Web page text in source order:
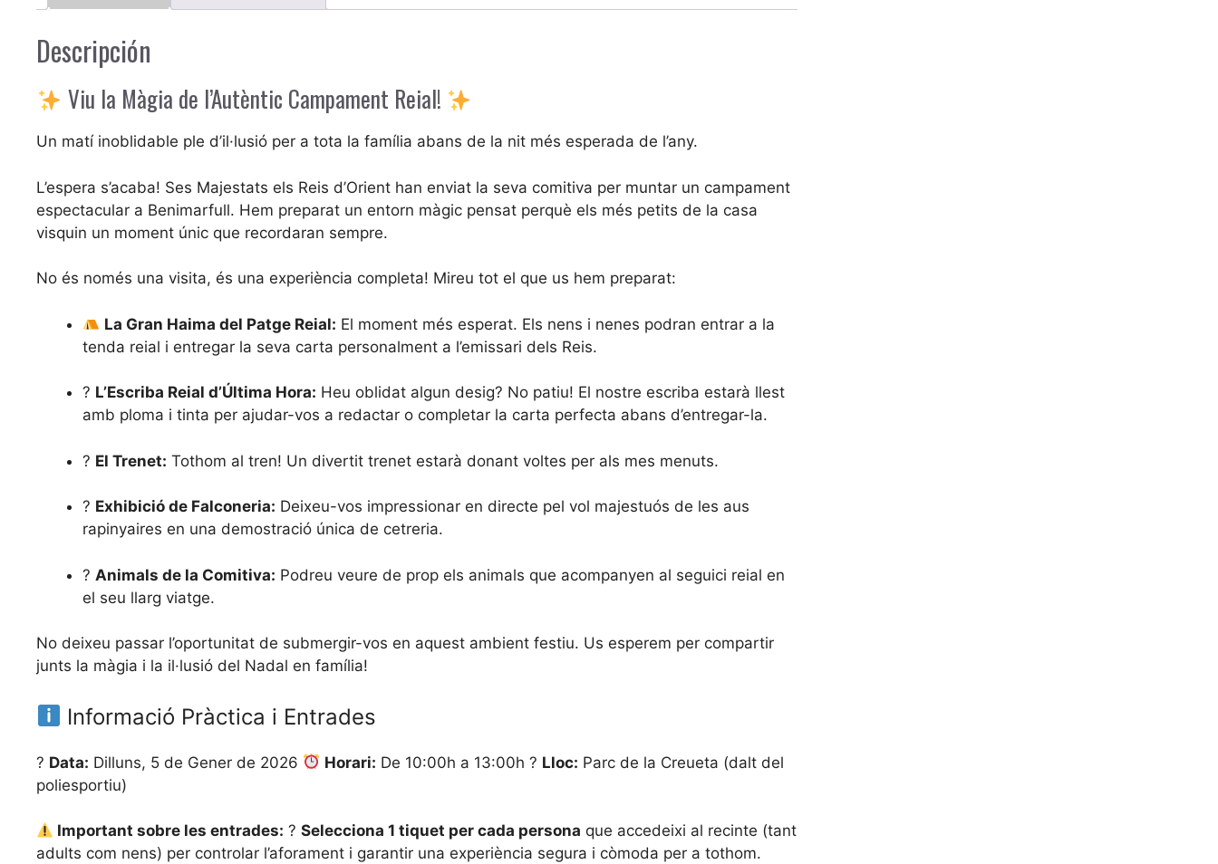
Descripción
Viu la Màgia de l’Autèntic Campament Reial!
Un matí inoblidable ple d’il·lusió per a tota la família abans de la nit més esperada de l’any.
L’espera s’acaba! Ses Majestats els Reis d’Orient han enviat la seva comitiva per muntar un campament
espectacular a Benimarfull. Hem preparat un entorn màgic pensat perquè els més petits de la casa
visquin un moment únic que recordaran sempre.
No és només una visita, és una experiència completa! Mireu tot el que us hem preparat:
La Gran Haima del Patge Reial: El moment més esperat. Els nens i nenes podran entrar a la
tenda reial i entregar la seva carta personalment a l’emissari dels Reis.
? L’Escriba Reial d’Última Hora: Heu oblidat algun desig? No patiu! El nostre escriba estarà llest
amb ploma i tinta per ajudar-vos a redactar o completar la carta perfecta abans d’entregar-la.
? El Trenet: Tothom al tren! Un divertit trenet estarà donant voltes per als mes menuts.
? Exhibició de Falconeria: Deixeu-vos impressionar en directe pel vol majestuós de les aus
rapinyaires en una demostració única de cetreria.
? Animals de la Comitiva: Podreu veure de prop els animals que acompanyen al seguici reial en
el seu llarg viatge.
No deixeu passar l’oportunitat de submergir-vos en aquest ambient festiu. Us esperem per compartir
junts la màgia i la il·lusió del Nadal en família!
Informació Pràctica i Entrades
? Data: Dilluns, 5 de Gener de 2026 Horari: De 10:00h a 13:00h ? Lloc: Parc de la Creueta (dalt del
poliesportiu)
Important sobre les entrades: ?Selecciona 1 tiquet per cada persona que accedeixi al recinte (tant
adults com nens) per controlar l’aforament i garantir una experiència segura i còmoda per a tothom.